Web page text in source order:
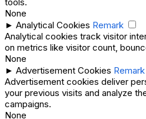
None
► Analytical Cookies Remark
Analytical cookies track visitor
on metrics like visitor count,
None
► Advertisement Cookies Remark
Advertisement cookies deliver
your previous visits and analyze
campaigns.
None